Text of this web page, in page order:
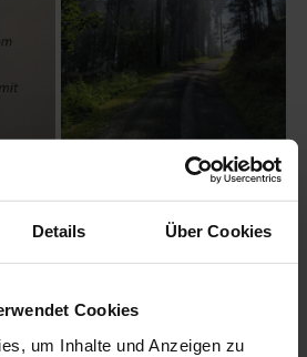
Details Über Cookies
Cookies
um Inhalte und Anzeigen zu